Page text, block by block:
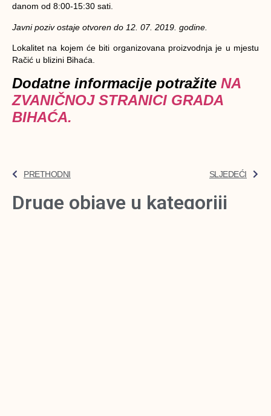
danom od 8:00-15:30 sati.
Javni poziv ostaje otvoren do 12. 07. 2019. godine.
Lokalitet na kojem će biti organizovana proizvodnja je u mjestu
Račić u blizini Bihaća.
Dodatne informacije potražite NA
ZVANIČNOJ STRANICI GRADA
BIHAĆA.
PRETHODNI SLJEDEĆI
Druge objave u kategoriji